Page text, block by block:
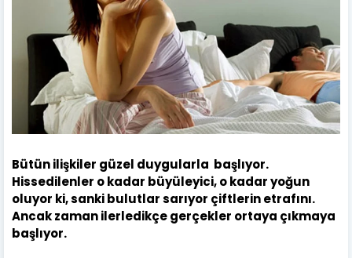
Bütün ilişkiler güzel duygularla başlıyor.
Hissedilenler o kadar büyüleyici, o kadar yoğun
oluyor ki, sanki bulutlar sarıyor çiftlerin etrafını.
Ancak zaman ilerledikçe gerçekler ortaya çıkmaya
başlıyor.